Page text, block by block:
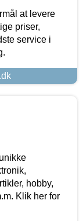
at levere
priser,
service i
hobby,
Klik her for